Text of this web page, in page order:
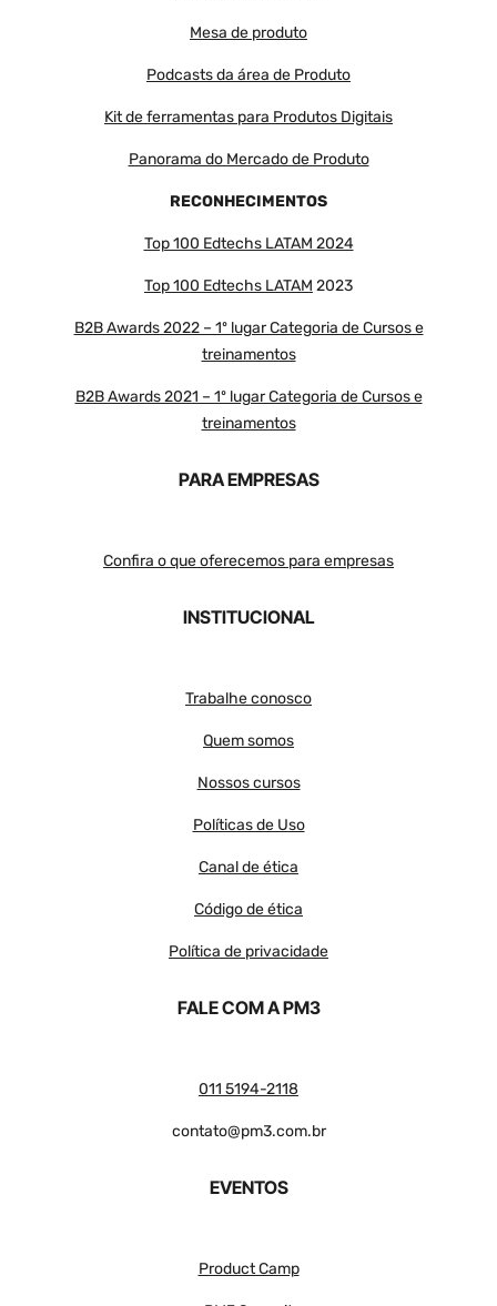
Mesa de produto
Podcasts da área de Produto
Kit de ferramentas para Produtos Digitais
Panorama do Mercado de Produto
RECONHECIMENTOS
Top 100 Edtechs LATAM 2024
Top 100 Edtechs LATAM 2023
B2B Awards 2022 – 1º lugar Categoria de Cursos e
treinamentos
B2B Awards 2021 – 1º lugar Categoria de Cursos e
treinamentos
PARA EMPRESAS
Confira o que oferecemos para empresas
INSTITUCIONAL
Trabalhe conosco
Quem somos
Nossos cursos
Políticas de Uso
Canal de ética
Código de ética
Política de privacidade
FALE COM A PM3
011 5194-2118
contato@pm3.com.br
EVENTOS
Product Camp